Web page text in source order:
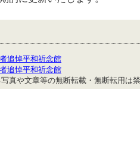
追悼平和祈念館
追悼平和祈念館
真や文章等の無断転載・無断転用は